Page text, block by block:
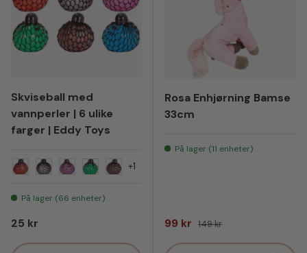
Skviseball med
vannperler | 6 ulike
farger | Eddy Toys
+1
På lager (66 enheter)
Vanlig pris
25 kr
Rosa Enhjørning Bamse
33cm
På lager (11 enheter)
Salgspris
99 kr Vanlig pris
149 kr